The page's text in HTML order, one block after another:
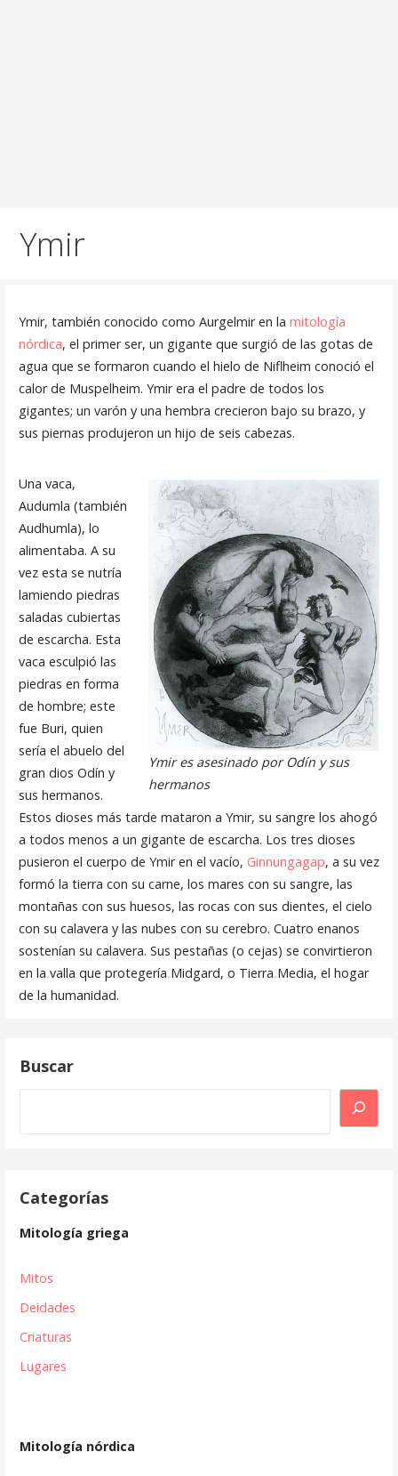
Ymir
Ymir, también conocido como Aurgelmir en la mitología
nórdica, el primer ser, un gigante que surgió de las gotas de
agua que se formaron cuando el hielo de Niflheim conoció el
calor de Muspelheim. Ymir era el padre de todos los
gigantes; un varón y una hembra crecieron bajo su brazo, y
sus piernas produjeron un hijo de seis cabezas.
Ymir es asesinado por Odín y sus
hermanos
Una vaca,
Audumla (también
Audhumla), lo
alimentaba. A su
vez esta se nutría
lamiendo piedras
saladas cubiertas
de escarcha. Esta
vaca esculpió las
piedras en forma
de hombre; este
fue Buri, quien
sería el abuelo del
gran dios Odín y
sus hermanos.
Estos dioses más tarde mataron a Ymir, su sangre los ahogó
a todos menos a un gigante de escarcha. Los tres dioses
pusieron el cuerpo de Ymir en el vacío, Ginnungagap, a su vez
formó la tierra con su carne, los mares con su sangre, las
montañas con sus huesos, las rocas con sus dientes, el cielo
con su calavera y las nubes con su cerebro. Cuatro enanos
sostenían su calavera. Sus pestañas (o cejas) se convirtieron
en la valla que protegería Midgard, o Tierra Media, el hogar
de la humanidad.
Buscar
Categorías
Mitología griega
Mitos
Deidades
Criaturas
Lugares
Mitología nórdica